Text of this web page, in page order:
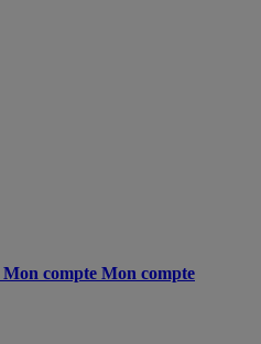
Mon compte Mon compte